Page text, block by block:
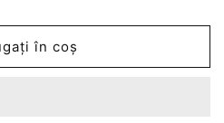
în coș